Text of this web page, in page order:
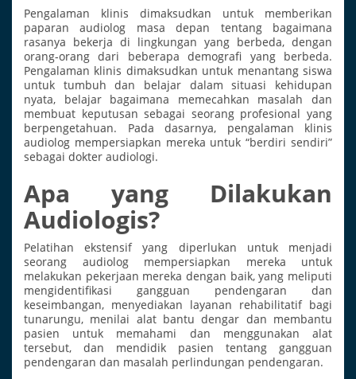
Pengalaman klinis dimaksudkan untuk memberikan
paparan audiolog masa depan tentang bagaimana
rasanya bekerja di lingkungan yang berbeda, dengan
orang-orang dari beberapa demografi yang berbeda.
Pengalaman klinis dimaksudkan untuk menantang siswa
untuk tumbuh dan belajar dalam situasi kehidupan
nyata, belajar bagaimana memecahkan masalah dan
membuat keputusan sebagai seorang profesional yang
berpengetahuan. Pada dasarnya, pengalaman klinis
audiolog mempersiapkan mereka untuk “berdiri sendiri”
sebagai dokter audiologi.
Apa yang Dilakukan
Audiologis?
Pelatihan ekstensif yang diperlukan untuk menjadi
seorang audiolog mempersiapkan mereka untuk
melakukan pekerjaan mereka dengan baik, yang meliputi
mengidentifikasi gangguan pendengaran dan
keseimbangan, menyediakan layanan rehabilitatif bagi
tunarungu, menilai alat bantu dengar dan membantu
pasien untuk memahami dan menggunakan alat
tersebut, dan mendidik pasien tentang gangguan
pendengaran dan masalah perlindungan pendengaran.